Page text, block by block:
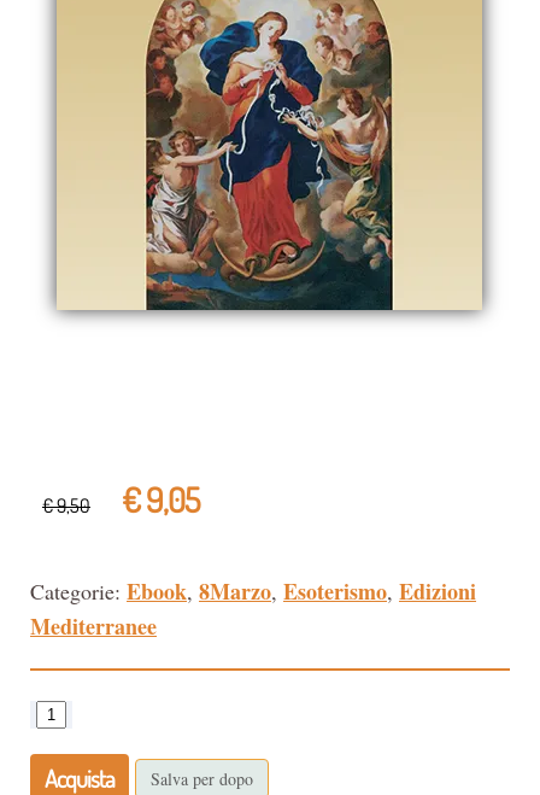
€ 9,50 € 9,05
Categorie: Ebook, 8Marzo, Esoterismo, Edizioni
Mediterranee
Acquista Salva per dopo